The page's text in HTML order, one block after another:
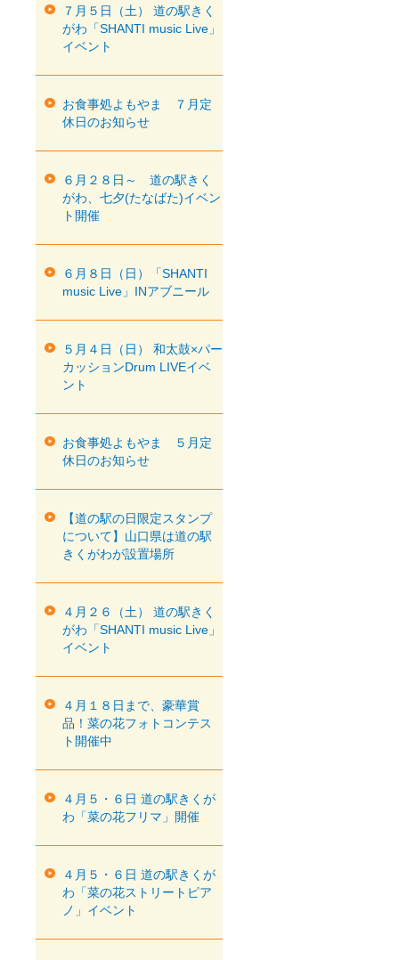
７月５日（土） 道の駅きく
がわ「SHANTI music Live」
イベント
お食事処よもやま ７月定
休日のお知らせ
６月２８日～ 道の駅きく
がわ、七夕(たなばた)イベン
ト開催
６月８日（日）「SHANTI
music Live」INアブニール
５月４日（日） 和太鼓×パー
カッションDrum LIVEイベ
ント
お食事処よもやま ５月定
休日のお知らせ
【道の駅の日限定スタンプ
について】山口県は道の駅
きくがわが設置場所
４月２６（土） 道の駅きく
がわ「SHANTI music Live」
イベント
４月１８日まで、豪華賞
品！菜の花フォトコンテス
ト開催中
４月５・６日 道の駅きくが
わ「菜の花フリマ」開催
４月５・６日 道の駅きくが
わ「菜の花ストリートピア
ノ」イベント